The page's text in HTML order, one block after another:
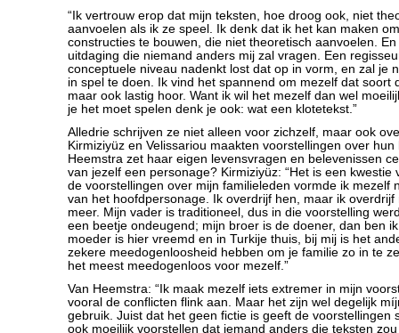
“Ik vertrouw erop dat mijn teksten, hoe droog ook, niet
aanvoelen als ik ze speel. Ik denk dat ik het kan maken
constructies te bouwen, die niet theoretisch aanvoelen.
uitdaging die niemand anders mij zal vragen. Een
conceptuele niveau nadenkt lost dat op in vorm, en zal je
in spel te doen. Ik vind het spannend om mezelf dat soort
maar ook lastig hoor. Want ik wil het mezelf dan wel
je het moet spelen denk je ook: wat een klotetekst.”
Alledrie schrijven ze niet alleen voor zichzelf, maar ook
Kirmiziyüz en Velissariou maakten voorstellingen over hun
Heemstra zet haar eigen levensvragen en belevenissen
van jezelf een personage? Kirmiziyüz: “Het is een kwestie
de voorstellingen over mijn familieleden vormde ik mezelf
van het hoofdpersonage. Ik overdrijf hen, maar ik overdrijf
meer. Mijn vader is traditioneel, dus in die voorstelling
een beetje ondeugend; mijn broer is de doener, dan ben
moeder is hier vreemd en in Turkije thuis, bij mij is het
zekere meedogenloosheid hebben om je familie zo in te
het meest meedogenloos voor mezelf.”
Van Heemstra: “Ik maak mezelf iets extremer in mijn
vooral de conflicten flink aan. Maar het zijn wel degelijk
gebruik. Juist dat het geen fictie is geeft de voorstellingen
ook moeilijk voorstellen dat iemand anders die teksten